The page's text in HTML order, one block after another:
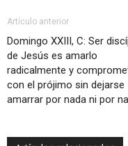
Artículo anterior
Domingo XXIII, C: Ser
de Jesús es amarlo
radicalmente y
con el prójimo sin dejarse
amarrar por nada ni por